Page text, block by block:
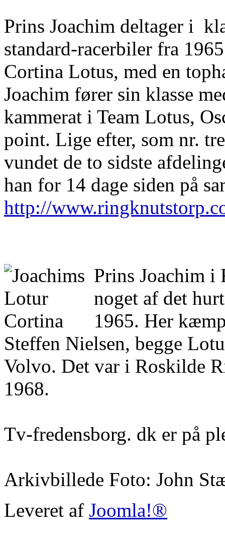
Prins Joachim deltager i
standard-racerbiler fra
Cortina Lotus, med en
Joachim fører sin klasse
kammerat i Team Lotus,
point. Lige efter, som nr.
vundet de to sidste
han for 14 dage siden på
http://
Prins Joachim
noget af det
1965. Her
Steffen Nielsen, begge
Volvo. Det var i Roskilde
1968.
Tv-fredensborg. dk er på
Arkivbillede Foto: John
Leveret af Joomla!®